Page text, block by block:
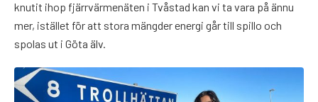
knutit ihop fjärrvärmenäten i Tvåstad kan vi ta vara på ännu
mer, istället för att stora mängder energi går till spillo och
spolas ut i Göta älv.